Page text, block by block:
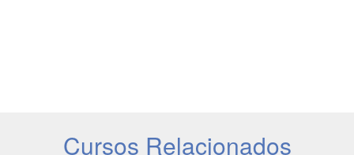
Cursos Relacionados